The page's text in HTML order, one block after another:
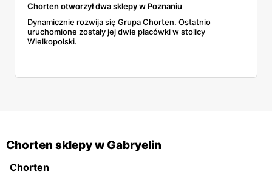
Chorten otworzył dwa sklepy w Poznaniu
Dynamicznie rozwija się Grupa Chorten. Ostatnio
uruchomione zostały jej dwie placówki w stolicy
Wielkopolski.
Chorten sklepy w Gabryelin
Chorten